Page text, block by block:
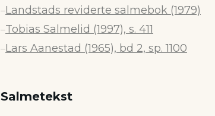
–Landstads reviderte salmebok (1979)
–Tobias Salmelid (1997), s. 411
–Lars Aanestad (1965), bd 2, sp. 1100
Salmetekst